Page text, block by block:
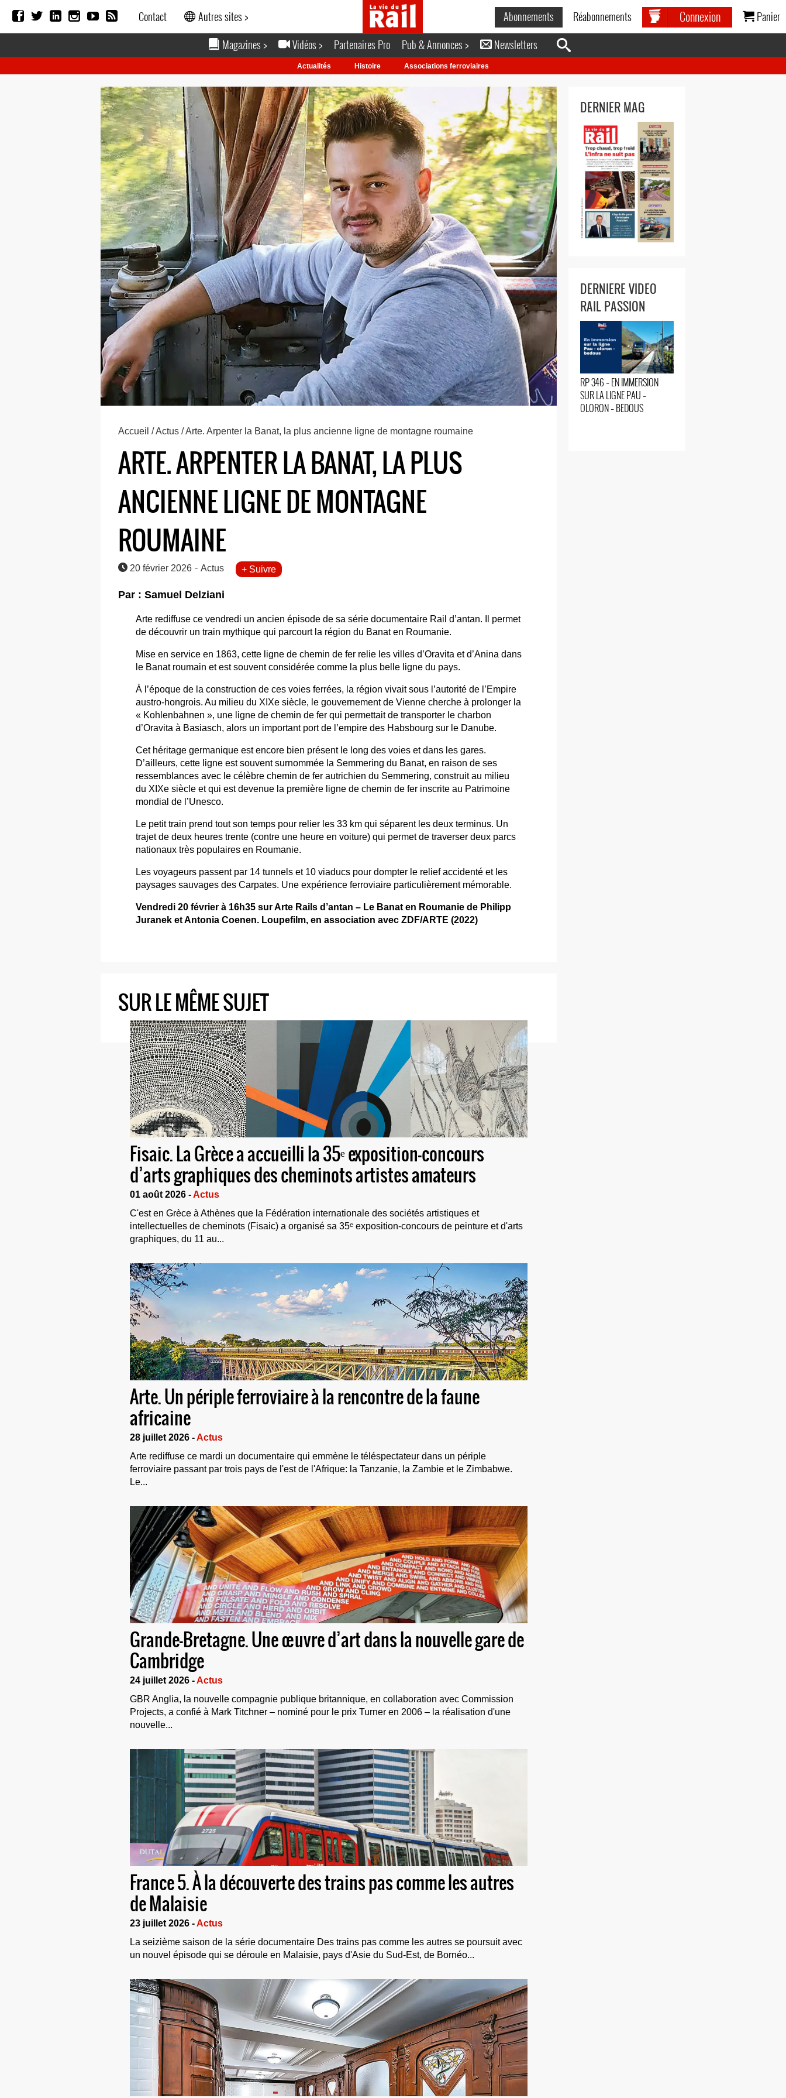
Contact Autres sites > Panier
Connexion
Réabonnements
Abonnements
Magazines >
Vidéos > Partenaires Pro Pub & Annonces > Newsletters
Actualités Histoire Associations ferroviaires
Accueil /Actus / Arte. Arpenter la Banat, la plus ancienne ligne de montagne roumaine
ARTE. ARPENTER LA BANAT, LA PLUS
ANCIENNE LIGNE DE MONTAGNE
ROUMAINE
20 février 2026 - Actus + Suivre
Par : Samuel Delziani
Arte rediffuse ce vendredi un ancien épisode de sa série documentaire Rail d’antan. Il permet
de découvrir un train mythique qui parcourt la région du Banat en Roumanie.
Mise en service en 1863, cette ligne de chemin de fer relie les villes d’Oravita et d’Anina dans
le Banat roumain et est souvent considérée comme la plus belle ligne du pays.
À l’époque de la construction de ces voies ferrées, la région vivait sous l’autorité de l’Empire
austro-hongrois. Au milieu du XIXe siècle, le gouvernement de Vienne cherche à prolonger la
« Kohlenbahnen », une ligne de chemin de fer qui permettait de transporter le charbon
d’Oravita à Basiasch, alors un important port de l’empire des Habsbourg sur le Danube.
Cet héritage germanique est encore bien présent le long des voies et dans les gares.
D’ailleurs, cette ligne est souvent surnommée la Semmering du Banat, en raison de ses
ressemblances avec le célèbre chemin de fer autrichien du Semmering, construit au milieu
du XIXe siècle et qui est devenue la première ligne de chemin de fer inscrite au Patrimoine
mondial de l’Unesco.
Le petit train prend tout son temps pour relier les 33 km qui séparent les deux terminus. Un
trajet de deux heures trente (contre une heure en voiture) qui permet de traverser deux parcs
nationaux très populaires en Roumanie.
Les voyageurs passent par 14 tunnels et 10 viaducs pour dompter le relief accidenté et les
paysages sauvages des Carpates. Une expérience ferroviaire particulièrement mémorable.
Vendredi 20 février à 16h35 sur Arte Rails d’antan – Le Banat en Roumanie de Philipp
Juranek et Antonia Coenen. Loupefilm, en association avec ZDF/ARTE (2022)
SUR LE MÊME SUJET
Fisaic. La Grèce a accueilli la 35ᵉ exposition-concours
d’arts graphiques des cheminots artistes amateurs
01 août 2026 -Actus
C'est en Grèce à Athènes que la Fédération internationale des sociétés artistiques et
intellectuelles de cheminots (Fisaic) a organisé sa 35ᵉ exposition-concours de peinture et d'arts
graphiques, du 11 au...
Arte. Un périple ferroviaire à la rencontre de la faune
africaine
28 juillet 2026 -Actus
Arte rediffuse ce mardi un documentaire qui emmène le téléspectateur dans un périple
ferroviaire passant par trois pays de l'est de l'Afrique: la Tanzanie, la Zambie et le Zimbabwe.
Le...
Grande-Bretagne. Une œuvre d’art dans la nouvelle gare de
Cambridge
24 juillet 2026 -Actus
GBR Anglia, la nouvelle compagnie publique britannique, en collaboration avec Commission
Projects, a confié à Mark Titchner – nominé pour le prix Turner en 2006 – la réalisation d'une
nouvelle...
France 5. À la découverte des trains pas comme les autres
de Malaisie
23 juillet 2026 -Actus
La seizième saison de la série documentaire Des trains pas comme les autres se poursuit avec
un nouvel épisode qui se déroule en Malaisie, pays d'Asie du Sud-Est, de Bornéo...
DERNIER MAG
DERNIERE VIDEO
RAIL PASSION
RP 346 – EN IMMERSION
SUR LA LIGNE PAU –
OLORON – BEDOUS